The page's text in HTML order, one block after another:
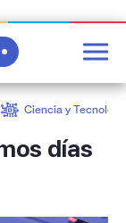
Ciencia y
días